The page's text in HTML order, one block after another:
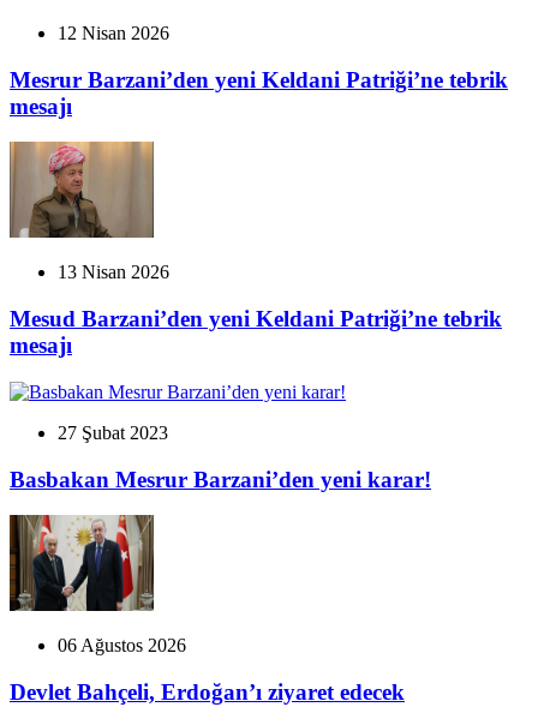
12 Nisan 2026
Mesrur Barzani’den yeni Keldani Patriği’ne tebrik
mesajı
13 Nisan 2026
Mesud Barzani’den yeni Keldani Patriği’ne tebrik
mesajı
27 Şubat 2023
Basbakan Mesrur Barzani’den yeni karar!
06 Ağustos 2026
Devlet Bahçeli, Erdoğan’ı ziyaret edecek